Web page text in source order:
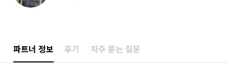
파트너 정보 후기 자주 묻는 질문